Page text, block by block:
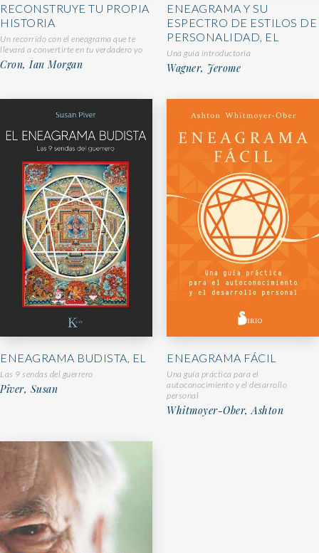
RECONSTRUYE TU PROPIA
HISTORIA
Un recorrido con el eneagrama que te
llevará a convertirte en tu verdadero yo
Cron, Ian Morgan
ENEAGRAMA Y SU
ESPECTRO DE ESTILOS DE
PERSONALIDAD, EL
Una guía introductoria
Wagner, Jerome
ENEAGRAMA BUDISTA, EL
Las 9 sendas del guerrero
Piver, Susan
ENEAGRAMA FÁCIL
Una guía práctica para el
autoconocimiento y el desarrollo
personal
Whitmoyer-Ober, Ashton